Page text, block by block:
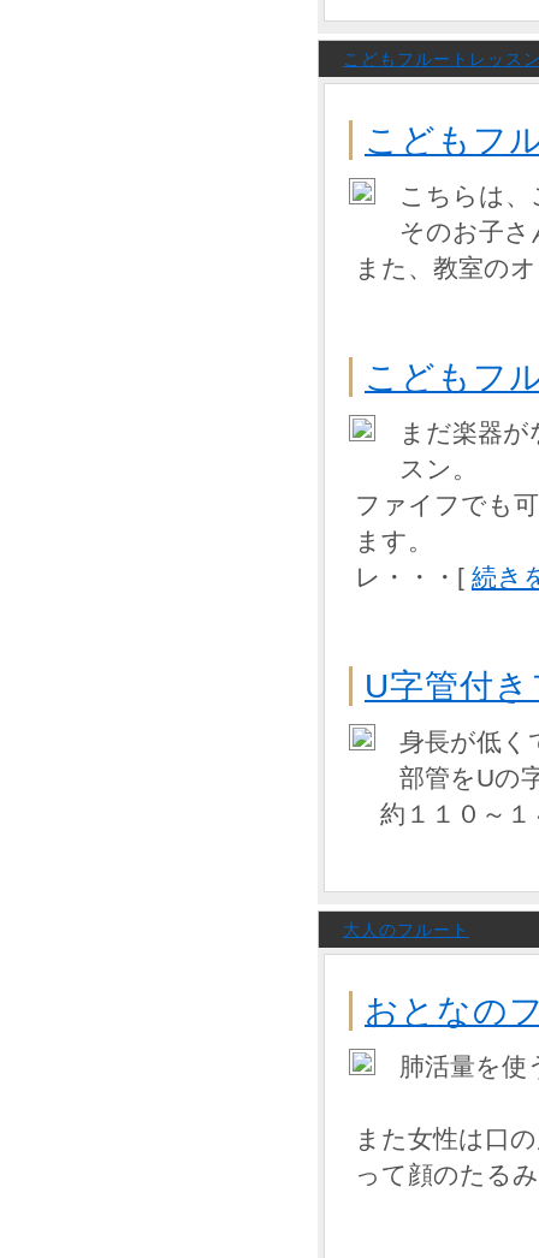
こどもフルートレッス
こどもフ
こちらは
そのお子
また、教室の
こどもフ
まだ楽器
スン。
ファイフでも
ます。
レ・・・[ 続き
U字管付
身長が低く
部管をUの
約１１０～１
大人のフルート
おとなの
肺活量を
また女性は口
って顔のたる